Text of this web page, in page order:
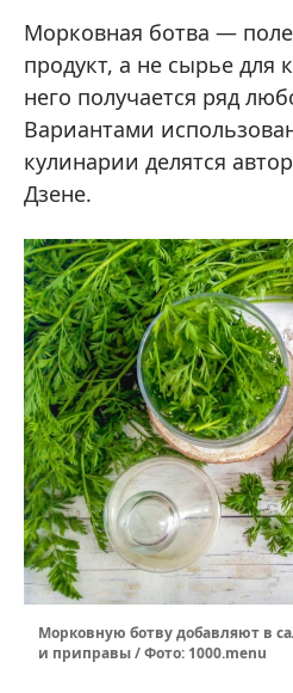
Морковная ботва —
продукт, а не сырье для
него получается ряд
Вариантами
кулинарии делятся
Дзене.
Морковную ботву добавляют в
и приправы / Фото: 1000.menu